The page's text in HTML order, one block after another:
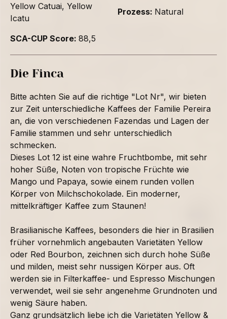
Yellow Catuai, Yellow
Icatu
SCA-CUP Score: 88,5
Prozess: Natural
Die Finca
Bitte achten Sie auf die richtige "Lot Nr", wir bieten
zur Zeit unterschiedliche Kaffees der Familie Pereira
an, die von verschiedenen Fazendas und Lagen der
Familie stammen und sehr unterschiedlich
schmecken.
Dieses Lot 12 ist eine wahre Fruchtbombe, mit sehr
hoher Süße, Noten von tropische Früchte wie
Mango und Papaya, sowie einem runden vollen
Körper von Milchschokolade. Ein moderner,
mittelkräftiger Kaffee zum Staunen!
Brasilianische Kaffees, besonders die hier in Brasilien
früher vornehmlich angebauten Varietäten Yellow
oder Red Bourbon, zeichnen sich durch hohe Süße
und milden, meist sehr nussigen Körper aus. Oft
werden sie in Filterkaffee- und Espresso Mischungen
verwendet, weil sie sehr angenehme Grundnoten und
wenig Säure haben.
Ganz grundsätzlich liebe ich die Varietäten Yellow &